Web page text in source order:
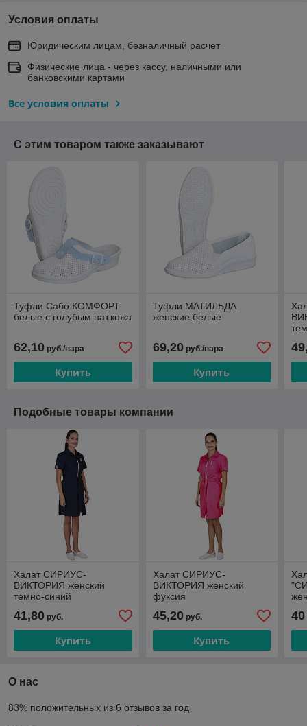
Условия оплаты
Юридическим лицам, безналичный расчет
Физические лица - через кассу, наличными или
банковскими картами
Все условия оплаты
С этим товаром также заказывают
Туфли Сабо КОМФОРТ
белые с голубым нат.кожа
62,10 руб./пара
Купить
Туфли МАТИЛЬДА
женские белые
69,20руб./пара
Купить
Подобные товары компании
Халат СИРИУС-
ВИКТОРИЯ женский
темно-синий
41,80 руб.
Купить
Халат СИРИУС-
ВИКТОРИЯ женский
фуксия
45,20руб.
Купить
40
О нас
83% положительных из 6 отзывов за год